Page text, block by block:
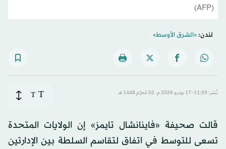
(AFP)
لندن:«الشرق الأوسط»
نُشر: 11:59-17 يونيو 2026 م ـ 02 مُحرَّم 1448 هـ T
T
قالت صحيفة «فاينانشال تايمز» إن الولايات المتحدة
تسعى للتوسط في اتفاق لتقاسم السلطة بين الإدارتين